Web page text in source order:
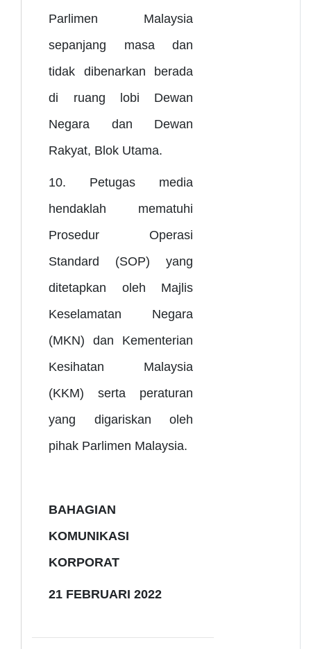
Parlimen Malaysia
sepanjang masa dan
tidak dibenarkan berada
di ruang lobi Dewan
Negara dan Dewan
Rakyat, Blok Utama.
10. Petugas media
hendaklah mematuhi
Prosedur Operasi
Standard (SOP) yang
ditetapkan oleh Majlis
Keselamatan Negara
(MKN) dan Kementerian
Kesihatan Malaysia
(KKM) serta peraturan
yang digariskan oleh
pihak Parlimen Malaysia.
BAHAGIAN
KOMUNIKASI
KORPORAT
21 FEBRUARI 2022